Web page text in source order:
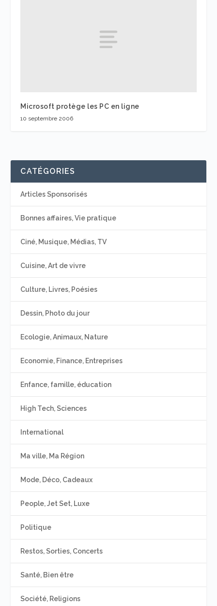
Microsoft protège les PC en ligne
10 septembre 2006
CATÉGORIES
Articles Sponsorisés
Bonnes affaires, Vie pratique
Ciné, Musique, Médias, TV
Cuisine, Art de vivre
Culture, Livres, Poésies
Dessin, Photo du jour
Ecologie, Animaux, Nature
Economie, Finance, Entreprises
Enfance, famille, éducation
High Tech, Sciences
International
Ma ville, Ma Région
Mode, Déco, Cadeaux
People, Jet Set, Luxe
Politique
Restos, Sorties, Concerts
Santé, Bien être
Société, Religions